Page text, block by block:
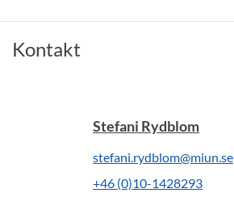
Kontakt
Stefani Rydblom
stefani.rydblom@miun.se
+46 (0)10-1428293